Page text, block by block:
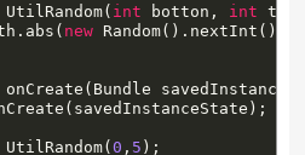
UtilRandom( int botton, int
new
onCreate(Bundle
0 , 5 );